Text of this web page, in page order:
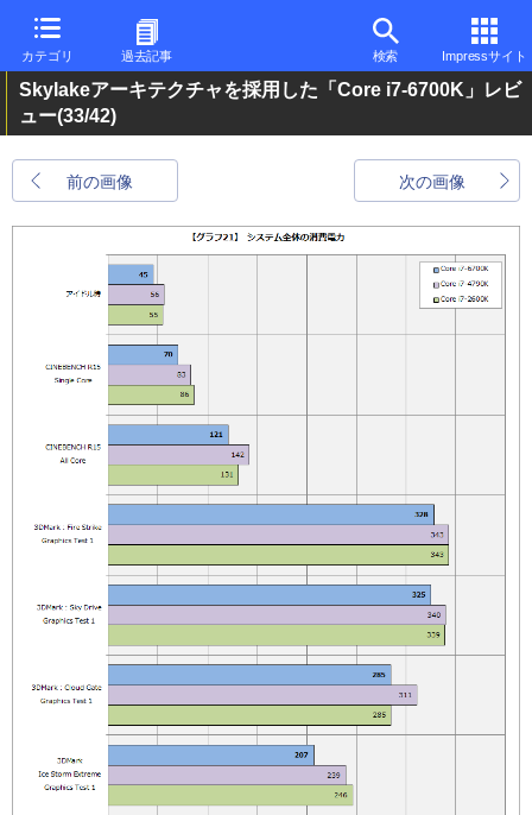
カテゴリ 過去記事 検索 Impressサイト
Skylakeアーキテクチャを採用した「Core i7-6700K」レビ
ュー(33/42)
前の画像 次の画像